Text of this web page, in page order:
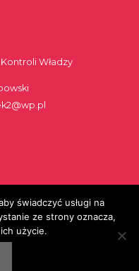
Władzy
świadczyć usługi na
ze strony oznacza,
użycie.